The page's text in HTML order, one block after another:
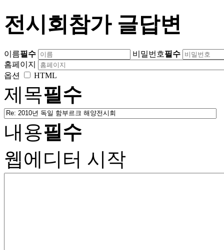
전시회참가 글답변
이름필수 비밀번호필수
홈페이지
옵션
HTML
제목필수
내용필수
웹에디터 시작